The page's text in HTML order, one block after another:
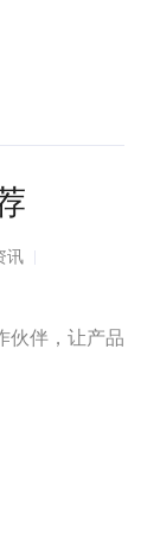
讯
伙伴，让产品